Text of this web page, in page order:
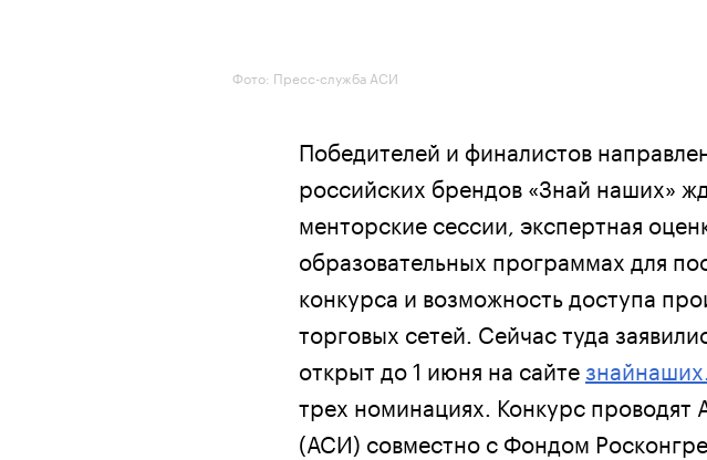
Фото: Пресс-служба АСИ
Победителей и финалистов
российских брендов «Знай наших»
менторские сессии, экспертная
образовательных программах для
конкурса и возможность доступа
торговых сетей. Сейчас туда
открыт до 1 июня на сайте
трех номинациях. Конкурс проводят
(АСИ) совместно с Фондом